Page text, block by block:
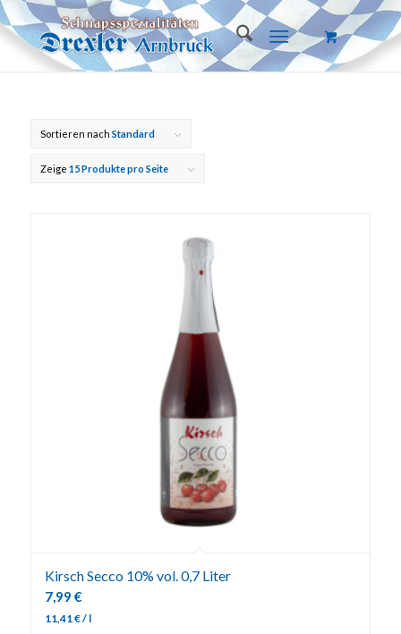
Sortieren nach Standard
Zeige 15 Produkte pro Seite
Kirsch Secco 10% vol. 0,7 Liter
7,99 €
11,41 €/ l